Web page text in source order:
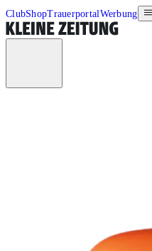
ClubShopTrauerportalWerbung